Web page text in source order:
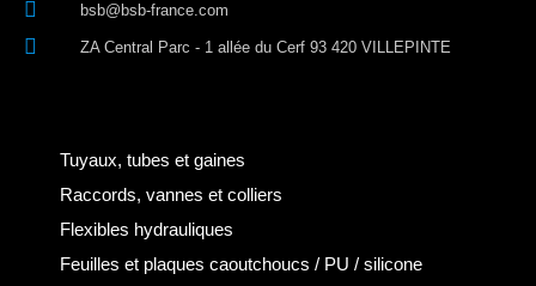
bsb@bsb-france.com
ZA Central Parc - 1 allée du Cerf 93 420 VILLEPINTE
Tuyaux, tubes et gaines
Raccords, vannes et colliers
Flexibles hydrauliques
Feuilles et plaques caoutchoucs / PU / silicone